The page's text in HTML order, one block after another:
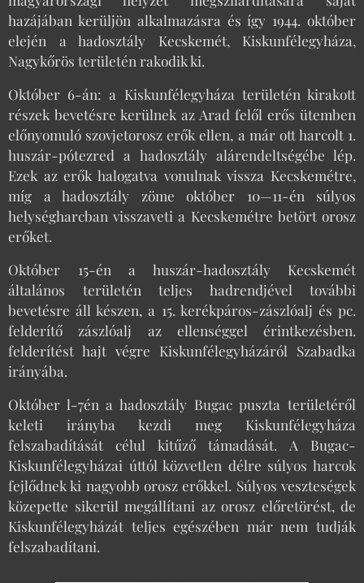
hazájában kerüljön alkalmazásra és így 1944. október
elején a hadosztály Kecskemét, Kiskunfélegyháza,
Nagykőrös területén rakodik ki.
Október 6-án: a Kiskunfélegyháza területén kirakott
részek bevetésre kerülnek az Arad felől erős ütemben
előnyomuló szovjetorosz erők ellen, a már ott harcolt 1.
huszár-pótezred a hadosztály alárendeltségébe lép.
Ezek az erők halogatva vonulnak vissza Kecskemétre,
míg a hadosztály zöme október 10—11-én súlyos
helységharcban visszaveti a Kecskemétre betört orosz
erőket.
Október 15-én a huszár-hadosztály Kecskemét
általános területén teljes hadrendjével további
bevetésre áll készen, a 15. kerékpáros-zászlóalj és pc.
felderítő zászlóalj az ellenséggel érintkezésben.
felderítést hajt végre Kiskunfélegyházáról Szabadka
irányába.
Október l-7én a hadosztály Bugac puszta területéről
keleti irányba kezdi meg Kiskunfélegyháza
felszabadítását célul kitűző támadását. A Bugac-
Kiskunfélegyházai úttól közvetlen délre súlyos harcok
fejlődnek ki nagyobb orosz erőkkel. Súlyos veszteségek
közepette sikerül megállítani az orosz előretörést, de
Kiskunfélegyházát teljes egészében már nem tudják
felszabadítani.